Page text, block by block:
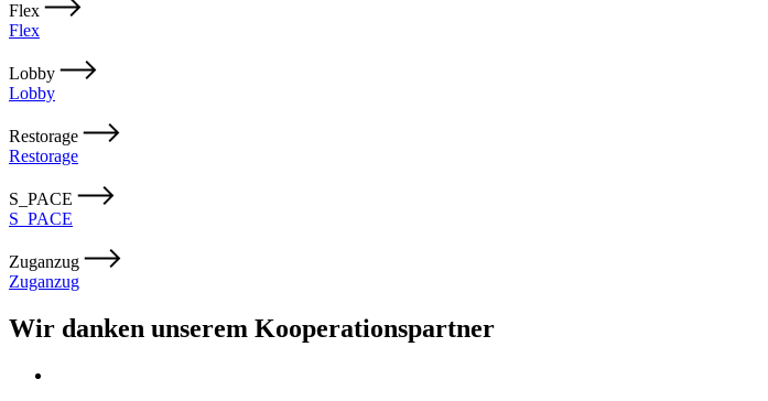
Flex
Flex
Lobby
Lobby
Restorage
Restorage
S_PACE
S_PACE
Zuganzug
Zuganzug
Wir danken unserem Kooperationspartner